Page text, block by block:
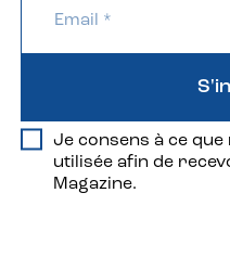
Je consens à ce
utilisée afin de
Magazine.